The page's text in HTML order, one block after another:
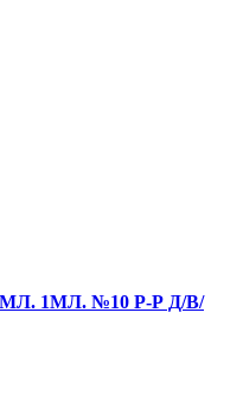
1МЛ. №10 Р-Р Д/В/